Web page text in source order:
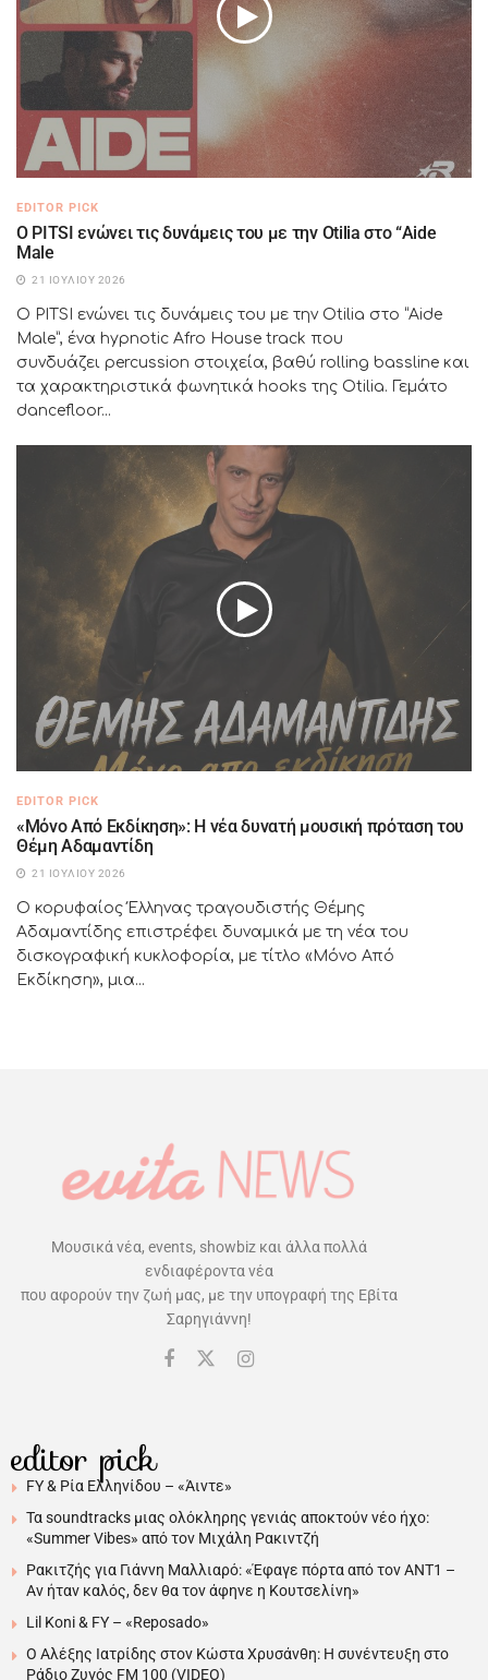
EDITOR PICK
Ο PITSI ενώνει τις δυνάμεις του με την Otilia στο “Aide
Male
21 ΙΟΥΛΊΟΥ 2026
Ο PITSI ενώνει τις δυνάμεις του με την Otilia στο “Aide
Male”, ένα hypnotic Afro House track που
συνδυάζει percussion στοιχεία, βαθύ rolling bassline και
τα χαρακτηριστικά φωνητικά hooks της Otilia. Γεμάτο
dancefloor...
EDITOR PICK
«Μόνο Από Εκδίκηση»: Η νέα δυνατή μουσική πρόταση του
Θέμη Αδαμαντίδη
21 ΙΟΥΛΊΟΥ 2026
Ο κορυφαίος Έλληνας τραγουδιστής Θέμης
Αδαμαντίδης επιστρέφει δυναμικά με τη νέα του
δισκογραφική κυκλοφορία, με τίτλο «Μόνο Από
Εκδίκηση», μια...
Αγνώριστη η Μαρίνα Πατούλη
στο instagram – Το παράκανε
με τα φίλτρα
από Εβίτα Σαρηγιάννη
22 Απριλίου 2024
Χρόνος Ανάγνωσης: 1 λεπτό